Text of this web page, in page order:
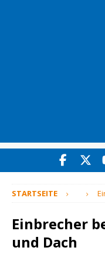
STARTSEITE
Einbrecher
und Dach